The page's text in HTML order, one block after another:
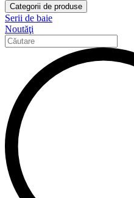
Categorii de produse
Serii de baie
Noutăţi